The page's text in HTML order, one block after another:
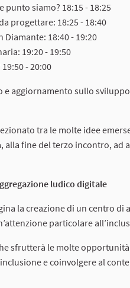
punto siamo? 18:15 - 18:25
progettare: 18:25 - 18:40
18:40 - 19:20
19:20 - 19:50
- 20:00
aggiornamento sullo
tra le molte idee
alla fine del terzo incontro, ad
ludico digitale
la creazione di un centro
particolare
sfrutterà le molte
e coinvolgere al